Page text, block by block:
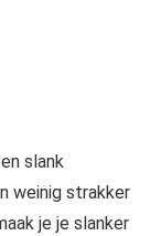
slank
weinig strakker
je je slanker